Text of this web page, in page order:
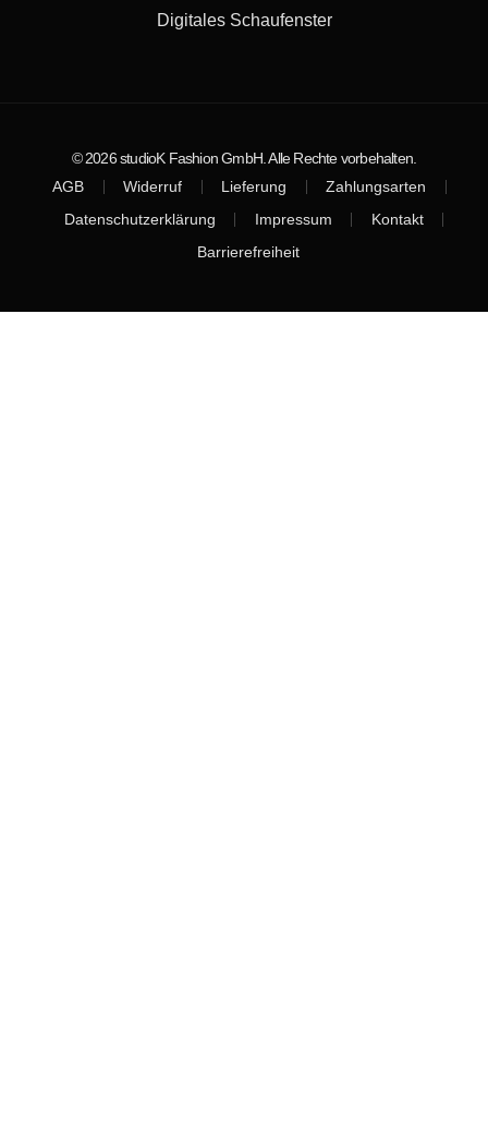
Digitales Schaufenster
© 2026 studioK Fashion GmbH. Alle Rechte vorbehalten.
AGB
Widerruf Lieferung
Zahlungsarten
Datenschutzerklärung
Impressum
Kontakt
Barrierefreiheit